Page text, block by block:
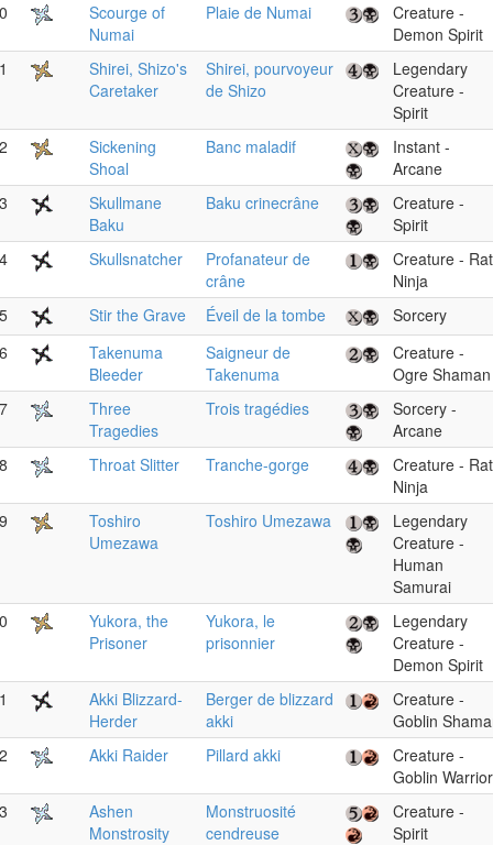
Scourge of
Numai
Plaie de Numai
Creature -
Demon Spirit
Shirei, Shizo's
Caretaker
Shirei, pourvoyeur
de Shizo
Legendary
Creature -
Spirit
Sickening
Shoal
Banc maladif
Instant -
Arcane
Skullmane
Baku
Baku crinecrâne
Creature -
Spirit
Skullsnatcher
Profanateur de
crâne
Creature - Rat
Ninja
Stir the Grave Éveil de la tombe
Sorcery
Takenuma
Bleeder
Saigneur de
Takenuma
Creature -
Ogre Shaman
Three
Tragedies
Trois tragédies
Sorcery -
Arcane
Throat Slitter Tranche-gorge
Creature - Rat
Ninja
Toshiro
Umezawa
Toshiro Umezawa
Legendary
Creature -
Human
Samurai
Yukora, the
Prisoner
Yukora, le
prisonnier
Legendary
Creature -
Demon Spirit
Akki Blizzard-
Herder
Berger de blizzard
akki
Creature -
Goblin
Akki Raider Pillard akki
Creature -
Goblin Warrior
Ashen
Monstrosity
Monstruosité
cendreuse
Creature -
Spirit